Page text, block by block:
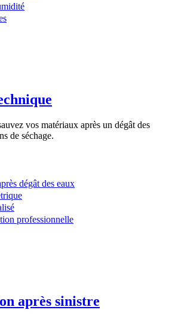
vos matériaux après un dégât des
de séchage.
dégât des eaux
professionnelle
après sinistre